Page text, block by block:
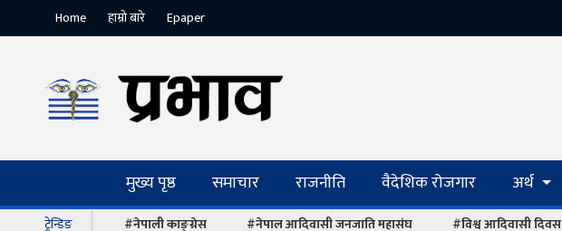
Home हाम्रो बारे Epaper
मुख्य पृष्ठ समाचार राजनीति वैदेशिक रोजगार अर्थ
ट्रेन्डिङ #नेपाली काङ्ग्रेस #नेपाल आदिवासी जनजाति महासंघ #विश्व आदिवासी दिवस